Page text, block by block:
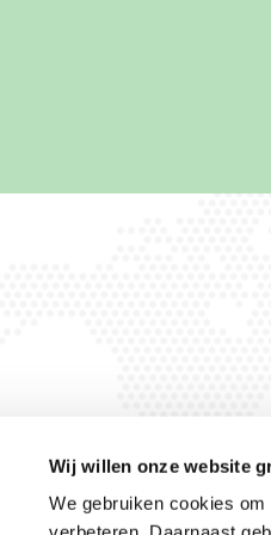
Wij willen onze website
We gebruiken cookies